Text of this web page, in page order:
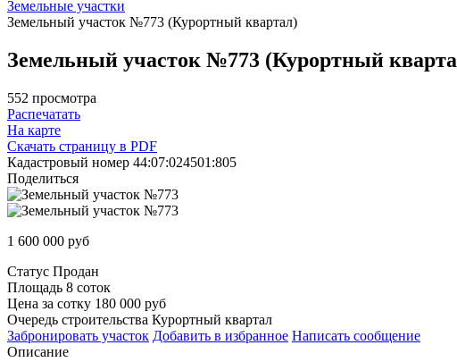
Земельные участки
Земельный участок №773 (Курортный квартал)
Земельный участок №773 (Курортный
552 просмотра
Распечатать
На карте
Скачать страницу в PDF
Кадастровый номер 44:07:024501:805
Поделиться
1 600 000 руб
Статус Продан
Площадь 8 соток
Цена за сотку 180 000 руб
Очередь строительства Курортный квартал
Забронировать участок Добавить в избранное Написать сообщение
Описание